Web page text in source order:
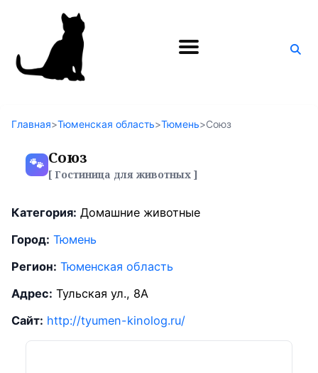
Поиск
Главная>Тюменская область>Тюмень>Союз
🐾 Союз
[ Гостиница для животных ]
Категория: Домашние животные
Город: Тюмень
Регион: Тюменская область
Адрес: Тульская ул., 8А
Сайт: http://tyumen-kinolog.ru/